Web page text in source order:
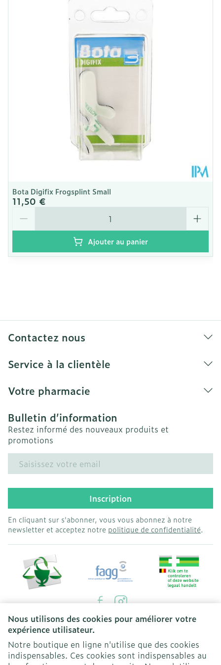
Nous utilisons des cookies pour améliorer votre
expérience utilisateur.
Notre boutique en ligne n'utilise que des cookies
indispensables. Ces cookies sont indispensables au
34 mm
Température ambiante (15°C -
25°C)
Bota Digifix Frogsplint Small
11,50 €
Ajouter au panier
Contactez nous
Service à la clientèle
Votre pharmacie
Bulletin d’information
Restez informé des nouveaux produits et
promotions
Adresse mail
Inscription
En cliquant sur s'abonner, vous vous abonnez à notre
newsletter et acceptez notre politique de confidentialité.
Liens légaux